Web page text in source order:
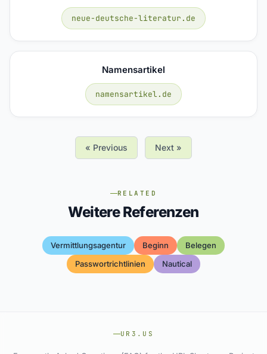
neue-deutsche-literatur.de
Namensartikel
namensartikel.de
« Previous Next »
RELATED
Weitere Referenzen
Vermittlungsagentur Beginn
Belegen
Passwortrichtlinien
Nautical
UR3.US